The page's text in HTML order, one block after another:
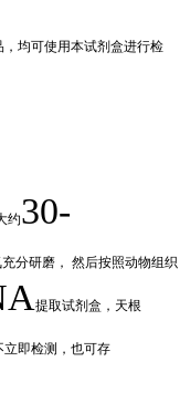
均可使用本试剂盒进行检
约30-
分研磨， 然后按照动物组织
提取试剂盒，天根
立即检测，也可存